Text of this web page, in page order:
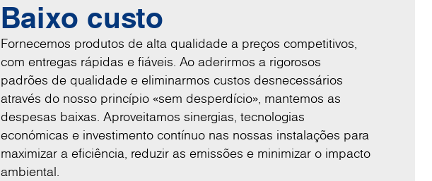
Baixo custo
Fornecemos produtos de alta qualidade a preços competitivos,
com entregas rápidas e fiáveis. Ao aderirmos a rigorosos
padrões de qualidade e eliminarmos custos desnecessários
através do nosso princípio «sem desperdício», mantemos as
despesas baixas. Aproveitamos sinergias, tecnologias
económicas e investimento contínuo nas nossas instalações para
maximizar a eficiência, reduzir as emissões e minimizar o impacto
ambiental.